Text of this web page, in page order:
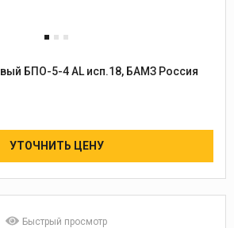
Редуктор пропановый БПО-5-4 AL исп.18, БАМЗ Россия
УТОЧНИТЬ ЦЕНУ
Быстрый просмотр